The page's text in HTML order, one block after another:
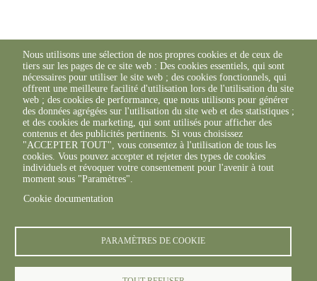
Nous utilisons une sélection de nos propres cookies et de ceux de
tiers sur les pages de ce site web : Des cookies essentiels, qui sont
nécessaires pour utiliser le site web ; des cookies fonctionnels, qui
offrent une meilleure facilité d'utilisation lors de l'utilisation du site
web ; des cookies de performance, que nous utilisons pour générer
des données agrégées sur l'utilisation du site web et des statistiques ;
et des cookies de marketing, qui sont utilisés pour afficher des
contenus et des publicités pertinents. Si vous choisissez
"ACCEPTER TOUT", vous consentez à l'utilisation de tous les
cookies. Vous pouvez accepter et rejeter des types de cookies
individuels et révoquer votre consentement pour l'avenir à tout
moment sous "Paramètres".
Cookie documentation
PARAMÈTRES DE COOKIE